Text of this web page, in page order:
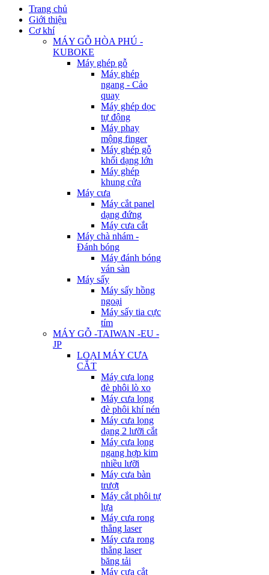
Trang chủ
Giới thiệu
Cơ khí
MÁY GỖ HÒA PHÚ -
KUBOKE
Máy ghép gỗ
Máy ghép
ngang - Cảo
quay
Máy ghép dọc
tự động
Máy phay
mộng finger
Máy ghép gỗ
khối dạng lớn
Máy ghép
khung cửa
Máy cưa
Máy cắt panel
dạng đứng
Máy cưa cắt
Máy chà nhám -
Đánh bóng
Máy đánh bóng
ván sàn
Máy sấy
Máy sấy hồng
ngoại
Máy sấy tia cực
tím
MÁY GỖ -TAIWAN -EU -
JP
LOẠI MÁY CƯA
CẮT
Máy cưa lọng
đè phôi lò xo
Máy cưa lọng
đè phôi khí nén
Máy cưa lọng
dạng 2 lưỡi cắt
Máy cưa lọng
ngang hợp kim
nhiều lưỡi
Máy cưa bàn
trượt
Máy cắt phôi tự
lựa
Máy cưa rong
thẳng laser
Máy cưa rong
thẳng laser
băng tải
Máy cưa cắt